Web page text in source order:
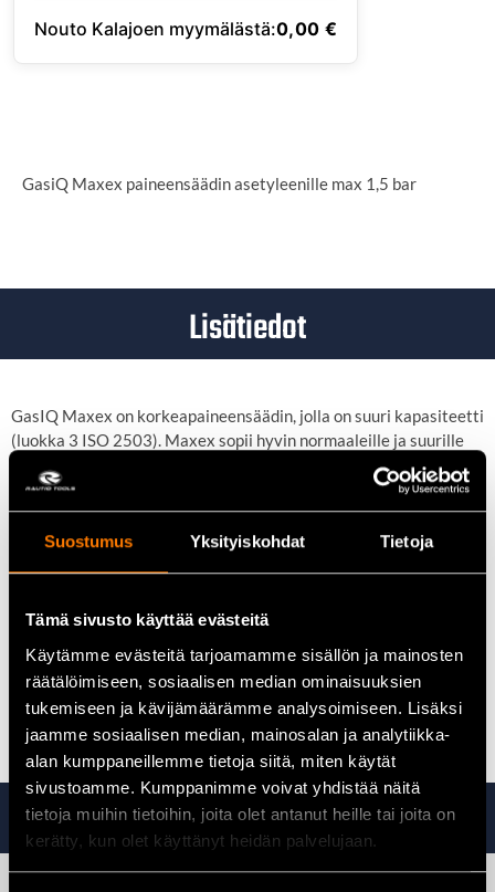
Suostumus Yksityiskohdat Tietoja
Tämä sivusto käyttää evästeitä
Käytämme evästeitä tarjoamamme sisällön ja mainosten
räätälöimiseen, sosiaalisen median ominaisuuksien
tukemiseen ja kävijämäärämme analysoimiseen. Lisäksi
jaamme sosiaalisen median, mainosalan ja analytiikka-
alan kumppaneillemme tietoja siitä, miten käytät
sivustoamme. Kumppanimme voivat yhdistää näitä
tietoja muihin tietoihin, joita olet antanut heille tai joita on
kerätty, kun olet käyttänyt heidän palvelujaan.
Nouto Kalajoen myymälästä:0,00 €
GasiQ Maxex paineensäädin asetyleenille max 1,5 bar
Lisätiedot
GasIQ Maxex on korkeapaineensäädin, jolla on suuri kapasiteetti
(luokka 3 ISO 2503). Maxex sopii hyvin normaaleille ja suurille
kaasunvirtauksille esim. leikkauksiin ja lämmittämiseen
poltinjärjestelmillä, kuten N76/S80 jne.
Maxex on tukevarakenteinen ja kestävä. Säätäminen käy
helposti ja tarkasti ergonomisesti muotoillusta säätönupista.
suojan äkillisiltä paineennousuilta.
Erikoispakattu paineensäädin toimitetaan yhdessä 5,0/6,3 mm
tai 6,3/8,0 mm letkuille sopivan letkukaran kanssa.
Maksimi työpaine 1,5 bar.
Tutustu myös